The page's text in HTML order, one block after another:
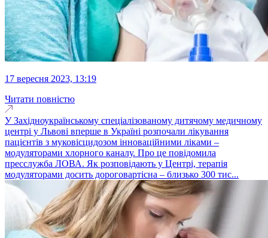
17 вересня 2023, 13:19
Читати повністю
У Західноукраїнському спеціалізованому дитячому медичному
центрі у Львові вперше в Україні розпочали лікування
пацієнтів з муковісцидозом інноваційними ліками –
модуляторами хлорного каналу. Про це повідомила
пресслужба ЛОВА. Як розповідають у Центрі, терапія
модуляторами досить дороговартісна – близько 300 тис...